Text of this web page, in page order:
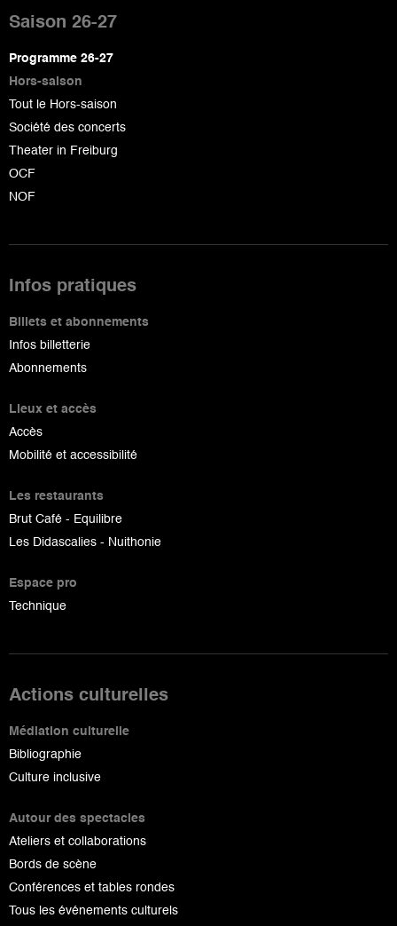
de
page
Saison 26-27
Programme 26-27
Hors-saison
Tout le Hors-saison
Société des concerts
Theater in Freiburg
OCF
NOF
Infos pratiques
Billets et abonnements
Infos billetterie
Abonnements
Lieux et accès
Accès
Mobilité et accessibilité
Les restaurants
Brut Café - Equilibre
Les Didascalies - Nuithonie
Espace pro
Technique
Actions culturelles
Médiation culturelle
Bibliographie
Culture inclusive
Autour des spectacles
Ateliers et collaborations
Bords de scène
Conférences et tables rondes
Tous les événements culturels